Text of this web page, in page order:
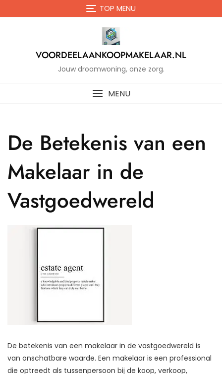
de
TOP MENU
VOORDEELAANKOOPMAKELAAR.NL
Jouw droomwoning, onze zorg.
MENU
De Betekenis van een
Makelaar in de
Vastgoedwereld
De betekenis van een makelaar in de vastgoedwereld is
van onschatbare waarde. Een makelaar is een professional
die optreedt als tussenpersoon bij de koop, verkoop,